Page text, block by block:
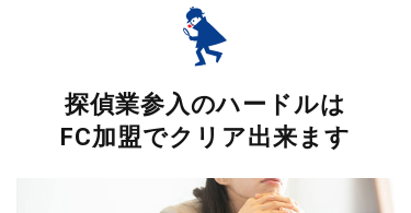
探偵業参入のハードルは
FC加盟でクリア出来ます